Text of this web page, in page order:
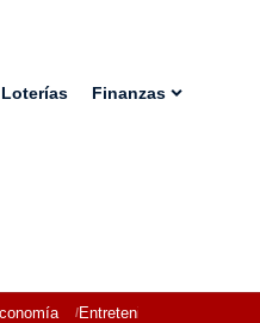
Loterías Finanzas
Entretenimiento